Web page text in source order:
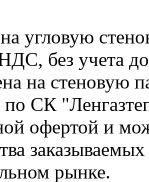
угловую
без учета
на стеновую
СК
офертой и
рынке.